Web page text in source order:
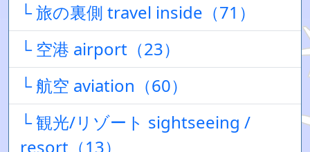
└ 旅の裏側 travel inside（71）
└ 空港 airport（23）
└ 航空 aviation（60）
└ 観光/リゾート sightseeing /
resort（13）